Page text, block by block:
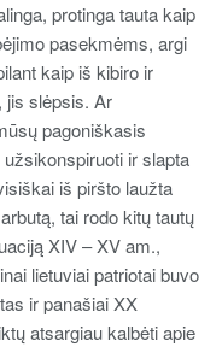
protinga tauta kaip
pasekmėms, argi
kaip iš kibiro ir
jis slėpsis. Ar
pagoniškasis
užsikonspiruoti ir slapta
iš piršto laužta
tai rodo kitų tautų
XIV – XV am.,
lietuviai patriotai buvo
ir panašiai XX
atsargiau kalbėti apie